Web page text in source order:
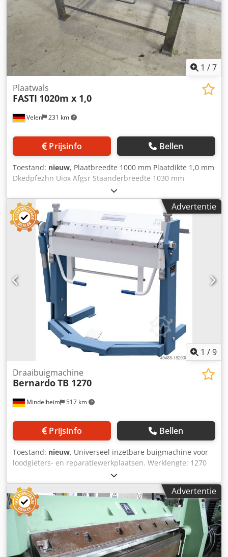
1 /7
Velen 231 km
Plaatwals
FASTI 1020m x 1,0
Prijsinfo Bellen
Toestand: nieuw, Plaatbreedte 1000 mm Plaatdikte 1,0 mm
Dkedpfezhn Uiox Afgsr Staanderbreedte 1030 mm
Openingswijdte 80 mm Max. buighoek 135 ° Totaal
vermogensbehoefte Handbediend Machinegewicht ca.
0,15 ton Benodigde ruimte ca. 1,3 x 0,8 x 1,2 mAdvertentie
1 /9
Mindelheim 517 km
Draaibuigmachine
BernardoTB 1270
Prijsinfo Bellen
Toestand: nieuw, Universeel inzetbare buigmachine voor
loodgieters- en reparatiewerkplaatsen. Werklengte: 1270
mm Max. plaatdikte (400 N/mm²): 2,0 mm Max.
openingsbreedte: 45 mm Buighoek: 0 - 135° Breedte: 1620
mm Diepte*: 1115 mm Hoogte: 1150 mm Gewicht ca.: 340
kg * met achteraanslag Functies: - Universeel inzetbare
buigmachine voor loodgieters- en reparatiewerkplaatsen -
Robuuste constructie in een modern design - Eenvoudige
aanpassing van de bovenbalk met een voetpedaal, handen
vrij voor het werkstuk - Handmatige buigmachine voor
Advertentie